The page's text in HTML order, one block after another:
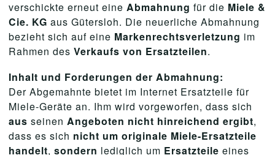
verschickte erneut eine Abmahnung für die Miele &
Cie. KG aus Gütersloh. Die neuerliche Abmahnung
bezieht sich auf eine Markenrechtsverletzung im
Rahmen des Verkaufs von Ersatzteilen.
Inhalt und Forderungen der Abmahnung:
Der Abgemahnte bietet im Internet Ersatzteile für
Miele-Geräte an. Ihm wird vorgeworfen, dass sich
aus seinen Angeboten nicht hinreichend ergibt,
dass es sich nicht um originale Miele-Ersatzteile
handelt, sondern lediglich um Ersatzteile eines